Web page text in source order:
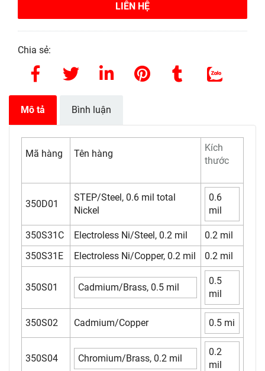
LIÊN HỆ
Chia sẻ:
Mô tả Bình luận
Mã hàng Tên hàng
Kích
thước
350D01
STEP/Steel, 0.6 mil total
Nickel
0.6
mil
350S31C Electroless Ni/Steel, 0.2 mil
0.2 mil
350S31E
Electroless Ni/Copper, 0.2 mil 0.2 mil
350S01 Cadmium/Brass, 0.5 mil
0.5
mil
350S02 Cadmium/Copper 0.5 mi
350S04 Chromium/Brass, 0.2 mil
0.2
mil